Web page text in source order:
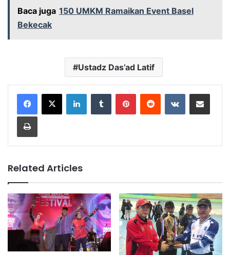
Baca juga 150 UMKM Ramaikan Event Basel
Bekecak
Ustadz Das’ad Latif
LinkedInTumblr PinterestReddit VKontakteShare via Email
Print
Related Articles